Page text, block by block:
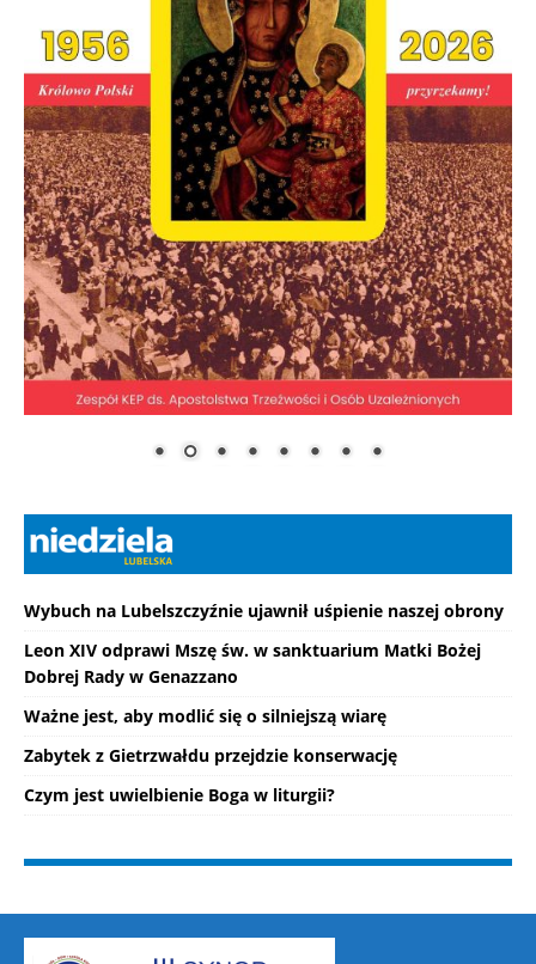
Wybuch na Lubelszczyźnie ujawnił uśpienie naszej obrony
Leon XIV odprawi Mszę św. w sanktuarium Matki Bożej
Dobrej Rady w Genazzano
Ważne jest, aby modlić się o silniejszą wiarę
Zabytek z Gietrzwałdu przejdzie konserwację
Czym jest uwielbienie Boga w liturgii?